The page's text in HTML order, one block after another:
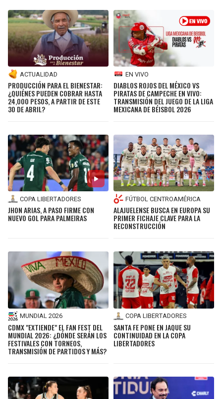
ACTUALIDAD
PRODUCCIÓN PARA EL BIENESTAR:
¿QUIÉNES PUEDEN COBRAR HASTA
24,000 PESOS, A PARTIR DE ESTE
30 DE ABRIL?
EN VIVO
DIABLOS ROJOS DEL MÉXICO VS
PIRATAS DE CAMPECHE EN VIVO:
TRANSMISIÓN DEL JUEGO DE LA LIGA
MEXICANA DE BÉISBOL 2026
COPA LIBERTADORES
JHON ARIAS, A PASO FIRME CON
NUEVO GOL PARA PALMEIRAS
FÚTBOL CENTROAMÉRICA
ALAJUELENSE BUSCA EN EUROPA SU
PRIMER FICHAJE CLAVE PARA LA
RECONSTRUCCIÓN
MUNDIAL 2026
CDMX "EXTIENDE" EL FAN FEST DEL
MUNDIAL 2026: ¿DÓNDE SERÁN LOS
FESTIVALES CON TORNEOS,
TRANSMISIÓN DE PARTIDOS Y MÁS?
COPA LIBERTADORES
SANTA FE PONE EN JAQUE SU
CONTINUIDAD EN LA COPA
LIBERTADORES